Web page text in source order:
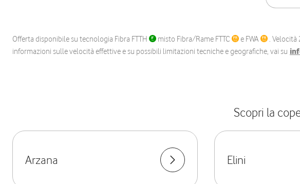
Offerta disponibile su tecnologia Fibra FTTH misto Fibra/Rame FTTC e FWA .
informazioni sulle velocità effettive e su possibili limitazioni tecniche e geografiche, vai su
Scopri la
Arzana Elini